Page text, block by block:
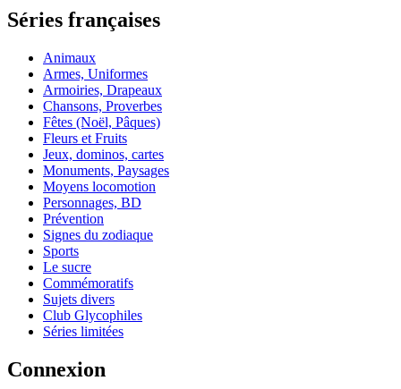
Séries françaises
Animaux
Armes, Uniformes
Armoiries, Drapeaux
Chansons, Proverbes
Fêtes (Noël, Pâques)
Fleurs et Fruits
Jeux, dominos, cartes
Monuments, Paysages
Moyens locomotion
Personnages, BD
Prévention
Signes du zodiaque
Sports
Le sucre
Commémoratifs
Sujets divers
Club Glycophiles
Séries limitées
Connexion